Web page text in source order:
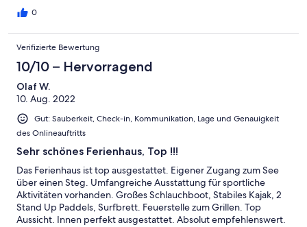
Hollywoodschaukel am Ende des Steges. Jeden Abend
empfehlenswert ist die kleine Pizzeria "Il Siziliano" gleich um die
Ecke. Hier kann man dem Pizzabäcker direkt bei der Arbeit
zusehen. Es geht schnell, ist preiswert und lecker. Wo sind
Reserven? Einige Einrichtungsgegenstände und
Sportgegenstände haben schon engen Kontakt mit dem Zahn
der Zeit gehabt (Tischkicker, das Stand-up-Paddelbrett, Töpfe,
Geschirr, die 3 Fahrräder,...). Hier wäre die eine oder andere
Modernisierung wünschenswert. Der vorhandene Gasgrill hat
gut funktioniert. Besser eigene Fahrräder mitbringen! Dann
kann man auch gleich zum etwa 3 km entfernten Bäcker radeln.
Dennoch ein absolutes Traumhaus in traumhafter Lage.
Absolute Empfehlung.
0
Verifizierte Bewertung
10/10 – Hervorragend
Olaf W.
10. Aug. 2022
Gut: Sauberkeit, Check-in, Kommunikation, Lage und Genauigkeit
des Onlineauftritts
Sehr schönes Ferienhaus, Top !!!
Das Ferienhaus ist top ausgestattet. Eigener Zugang zum See
über einen Steg. Umfangreiche Ausstattung für sportliche
Aktivitäten vorhanden. Großes Schlauchboot, Stabiles Kajak, 2
Stand Up Paddels, Surfbrett. Feuerstelle zum Grillen. Top
Aussicht. Innen perfekt ausgestattet. Absolut empfehlenswert.